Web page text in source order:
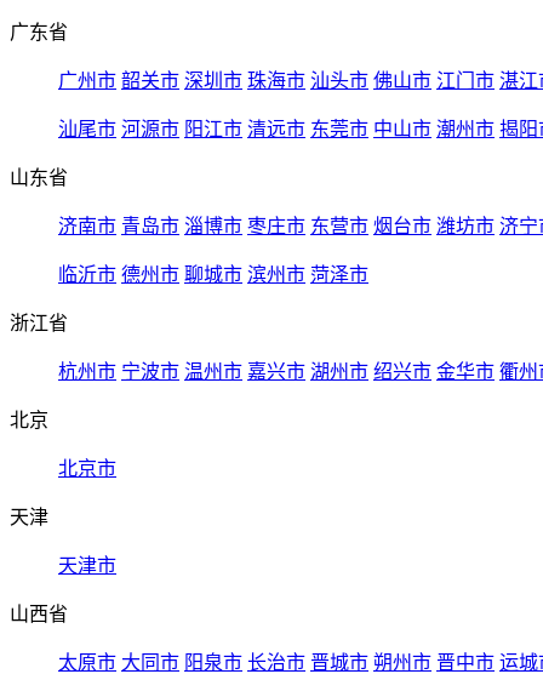
广东省
广州市 韶关市 深圳市 珠海市 汕头市 佛山市 江门市 湛江
汕尾市 河源市 阳江市 清远市 东莞市 中山市 潮州市 揭阳
山东省
济南市 青岛市 淄博市 枣庄市 东营市 烟台市 潍坊市 济宁
临沂市 德州市 聊城市 滨州市 菏泽市
浙江省
杭州市 宁波市 温州市 嘉兴市 湖州市 绍兴市 金华市 衢州
北京
北京市
天津
天津市
山西省
太原市 大同市 阳泉市 长治市 晋城市 朔州市 晋中市 运城